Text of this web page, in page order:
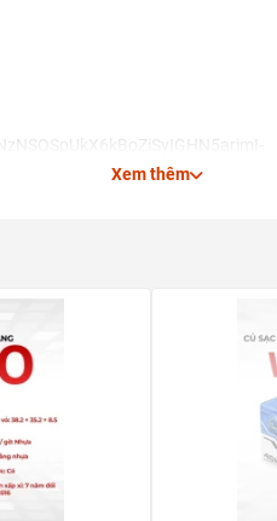
foam đàn hồi
đau cổ vai gáy khi ngủ trên ghế
quanh trục
Xem thêm